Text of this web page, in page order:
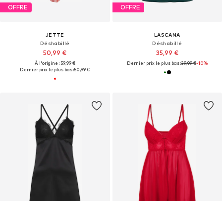
OFFRE
JETTE
Déshabillé
50,99 €
À l'origine : 59,99 €
Dernier prix le plus bas :50,99 €
OFFRE
LASCANA
Déshabillé
35,99 €
Dernier prix le plus bas :39,99 €-10%